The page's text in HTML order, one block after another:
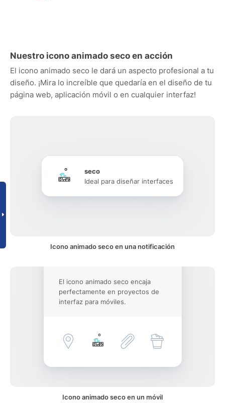
Nuestro icono animado seco en acción
El icono animado seco le dará un aspecto profesional a tu
diseño. ¡Mira lo increíble que quedaría en el diseño de tu
página web, aplicación móvil o en cualquier interfaz!
seco
Ideal para diseñar interfaces
Icono animado seco en una notificación
El icono animado seco encaja
perfectamente en proyectos de
interfaz para móviles.
Icono animado seco en un móvil